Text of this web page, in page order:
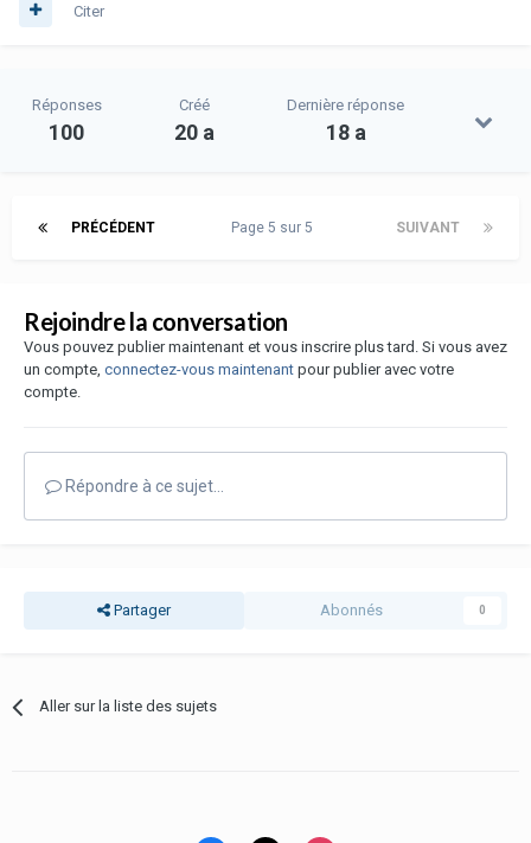
Citer
Réponses
100
Créé
20 a
Dernière réponse
18 a
PRÉCÉDENT SUIVANT
Page 5 sur 5
Rejoindre la conversation
Vous pouvez publier maintenant et vous inscrire plus tard. Si vous avez
un compte, connectez-vous maintenant pour publier avec votre
compte.
Répondre à ce sujet…
Partager Abonnés 0
Aller sur la liste des sujets